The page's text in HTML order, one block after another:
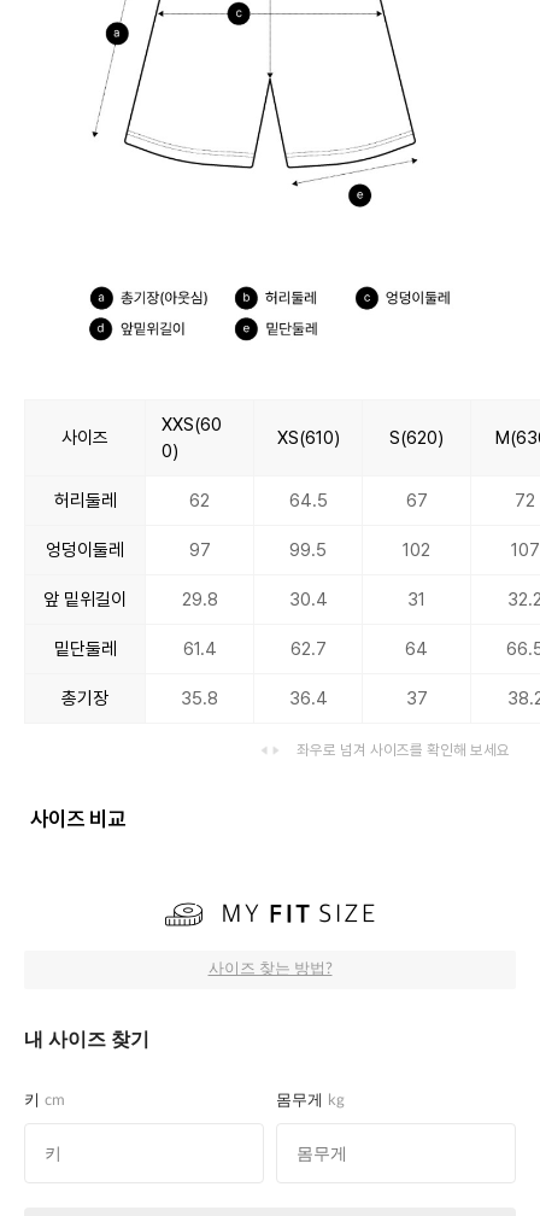
사이즈
XXS(60
0)
XS(610) S(620)
허리둘레 62 64.5 67 72
엉덩이둘레 97 99.5 102 107
앞 밑위길이 29.8 30.4 31
밑단둘레 61.4 62.7 64
총기장 35.8 36.4 37
좌우로 넘겨 사이즈를 확인해 보세요
사이즈 비교